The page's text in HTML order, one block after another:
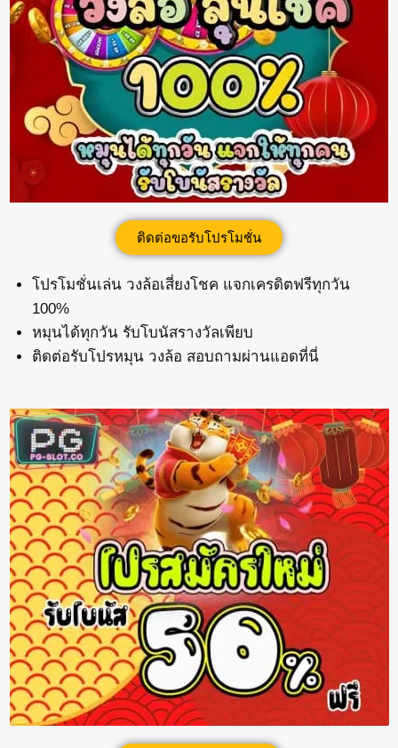
ติดต่อขอรับโปรโมชั่น
โปรโมชั่นเล่น วงล้อเสี่ยงโชค แจกเครดิตฟรีทุกวัน
100%
หมุนได้ทุกวัน รับโบนัสรางวัลเพียบ
ติดต่อรับโปรหมุน วงล้อ สอบถามผ่านแอดที่นี่